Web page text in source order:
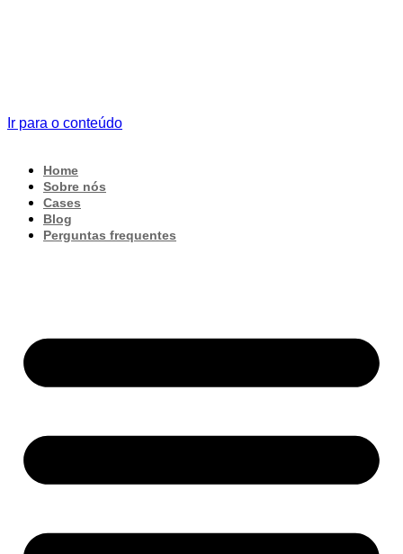
Ir para o conteúdo
Home
Sobre nós
Cases
Blog
Perguntas frequentes